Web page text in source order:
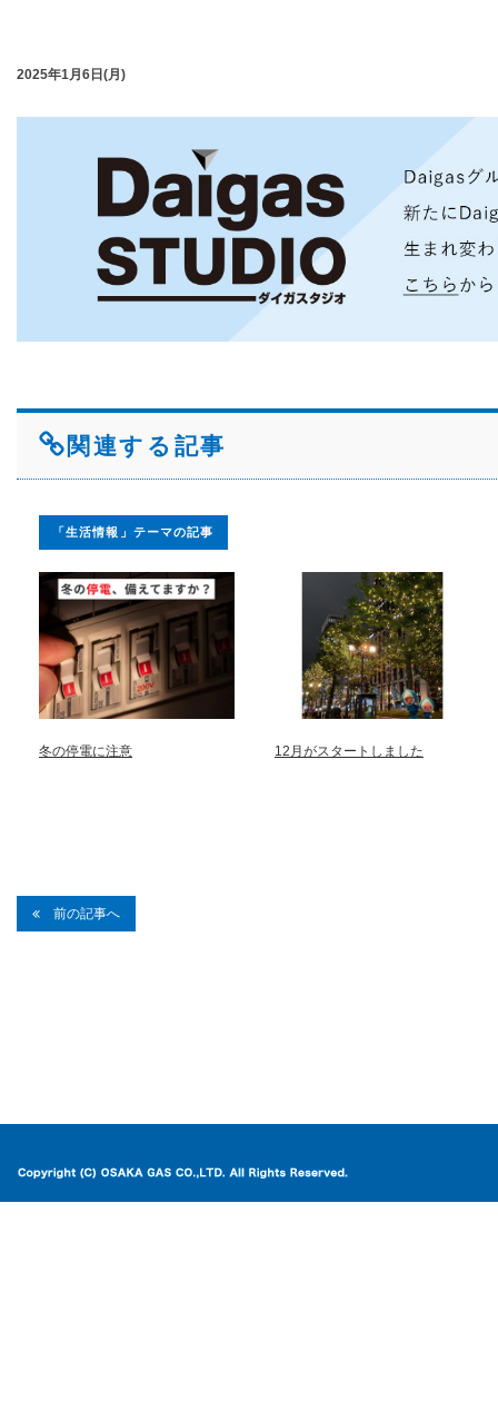
2025年1月6日(月)
関連する記事
「生活情報」テーマの記事
冬の停電に注意 12月がスタートしました
前の記事へ